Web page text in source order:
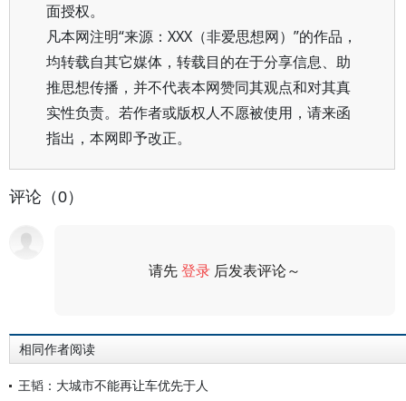
面授权。
凡本网注明“来源：XXX（非爱思想网）”的作品，
均转载自其它媒体，转载目的在于分享信息、助
推思想传播，并不代表本网赞同其观点和对其真
实性负责。若作者或版权人不愿被使用，请来函
指出，本网即予改正。
评论（0）
请先登录 后发表评论～
相同作者阅读
王韬：大城市不能再让车优先于人